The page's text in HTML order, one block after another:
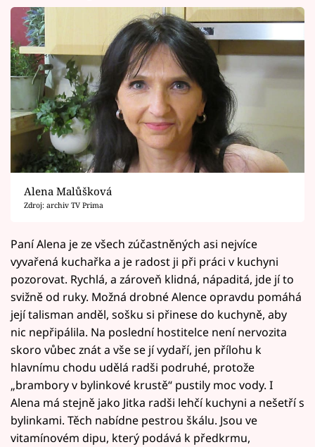
Alena Malůšková
Zdroj: archiv TV Prima
Paní Alena je ze všech zúčastněných asi nejvíce
vyvařená kuchařka a je radost ji při práci v kuchyni
pozorovat. Rychlá, a zároveň klidná, nápaditá, jde jí to
svižně od ruky. Možná drobné Alence opravdu pomáhá
její talisman anděl, sošku si přinese do kuchyně, aby
nic nepřipálila. Na poslední hostitelce není nervozita
skoro vůbec znát a vše se jí vydaří, jen přílohu k
hlavnímu chodu udělá radši podruhé, protože
„brambory v bylinkové krustě“ pustily moc vody. I
Alena má stejně jako Jitka radši lehčí kuchyni a nešetří s
bylinkami. Těch nabídne pestrou škálu. Jsou ve
vitamínovém dipu, který podává k předkrmu,